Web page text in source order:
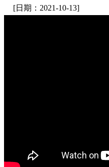
[日期：2021-10-13]